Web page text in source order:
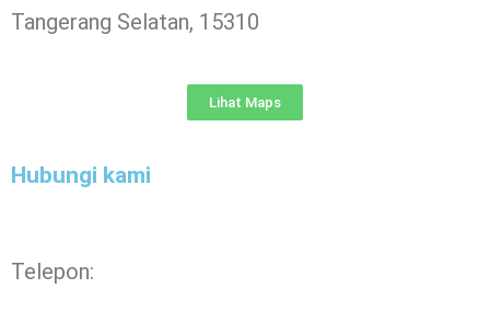
Tangerang Selatan, 15310
Lihat Maps
Hubungi kami
Telepon: